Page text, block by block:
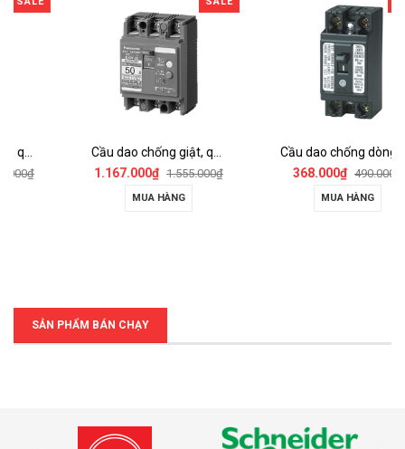
Cầu dao chống giật, quá tải ELCB - BKW2503Y
1.167.000₫
1.555.000₫
MUA HÀNG
Cầu dao chống dòng rò ELB 2P2E - BJS3032S1V
368.000₫ 490.000₫
MUA HÀNG
SẢN PHẨM BÁN CHẠY